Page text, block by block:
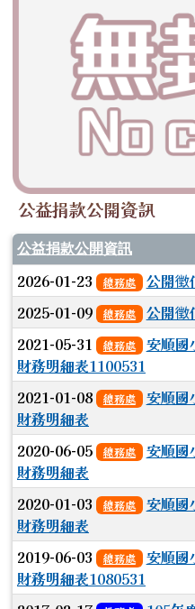
公益捐款公開資訊
公益捐款公開資訊
2026-01-23 總務處
公開徵
2025-01-09 總務處
公開徵
2021-05-31 總務處
安順國
財務明細表1100531
2021-01-08 總務處
安順國
財務明細表
2020-06-05 總務處
安順國
財務明細表
2020-01-03 總務處
安順國
財務明細表
2019-06-03 總務處
安順國
財務明細表1080531